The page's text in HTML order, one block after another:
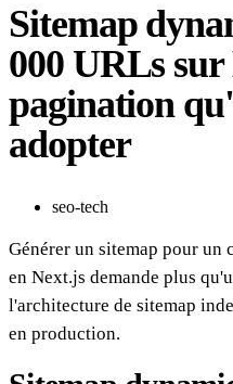
Sitemap
000 URLs
pagination
adopter
seo-tech
Générer un sitemap pour un
en Next.js demande plus
l'architecture de sitemap
en production.